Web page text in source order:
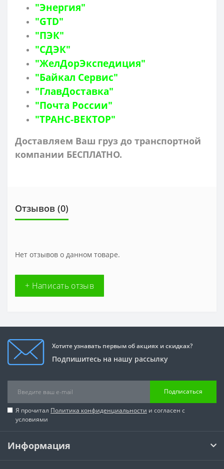
"Энергия"
"GTD"
"ПЭК"
"СДЭК"
"ЖелДорЭкспедиция"
"Байкал Сервис"
"ГлавДоставка"
"Почта России"
"ТРАНС-ВЕКТОР"
Доставляем Ваш груз до транспортной
компании БЕСПЛАТНО.
Отзывов (0)
Нет отзывов о данном товаре.
+ Написать отзыв
Хотите узнавать первым об акциях и скидках?
Подпишитесь на нашу рассылку
Подписаться
Я прочитал Политика конфиденциальности и согласен с
условиями
Информация